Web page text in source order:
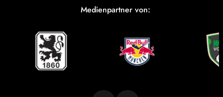
Medienpartner von: